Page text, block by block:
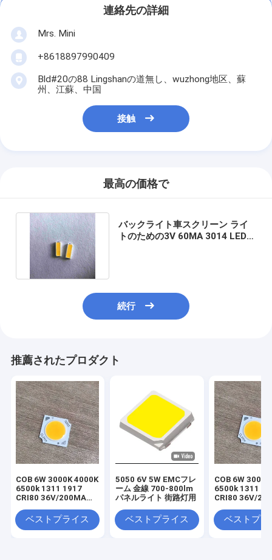
連絡先の詳細
Mrs. Mini
+8618897990409
Bld#20の88 Lingshanの道無し、wuzhong地区、蘇
州、江蘇、中国
接触
最高の価格で
バックライト車スクリーン ライ
トのための3V 60MA 3014 LEDの
続行
推薦されたプロダクト
COB 6W 3000K 4000K
6500k 1311 1917
CRI80 36V/200MA
FACTORY PANEL
LIGHT
ベストプライス
5050 6V 5W EMCフレ
ーム 金線 700-800lm
パネルライト 街路灯用
ベストプライス
COB 6W
6500k 1311
CRI80 36V/
めにベストプラ